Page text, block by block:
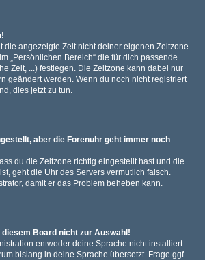
die angezeigte Zeit nicht deiner eigenen Zeitzone.
„Persönlichen Bereich“ die für dich passende
Zeit, ...) festlegen. Die Zeitzone kann dabei nur
geändert werden. Wenn du noch nicht registriert
dies jetzt zu tun.
aber die Forenuhr geht immer noch
du die Zeitzone richtig eingestellt hast und die
geht die Uhr des Servers vermutlich falsch.
damit er das Problem beheben kann.
Board nicht zur Auswahl!
entweder deine Sprache nicht installiert
bislang in deine Sprache übersetzt. Frage ggf.